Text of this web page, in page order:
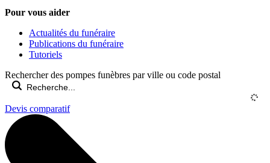
Pour vous aider
Actualités du funéraire
Publications du funéraire
Tutoriels
Rechercher des pompes funèbres par ville ou code postal
Devis comparatif